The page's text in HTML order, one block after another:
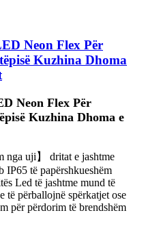
Neon Flex Për
Kuzhina Dhoma
Neon Flex Për
Kuzhina Dhoma e
nga uji】 dritat e jashtme
IP65 të papërshkueshëm
Led të jashtme mund të
të përballojnë spërkatjet ose
për përdorim të brendshëm